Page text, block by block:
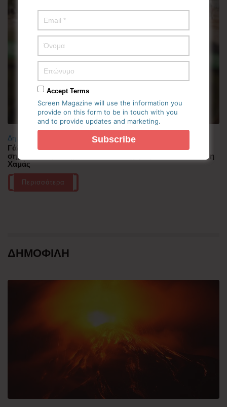
Δημοφιλή
Γάζα: Νέο φως στον ορίζοντα για εκεχειρία – Τα 15
σημαντικότερα σημεία του οδικού χάρτη που είδε θετικά η
Χαμάς
Περισσότερα
ΔΗΜΟΦΙΛΗ
Accept Terms
Screen Magazine will use the information you
provide on this form to be in touch with you
and to provide updates and marketing.